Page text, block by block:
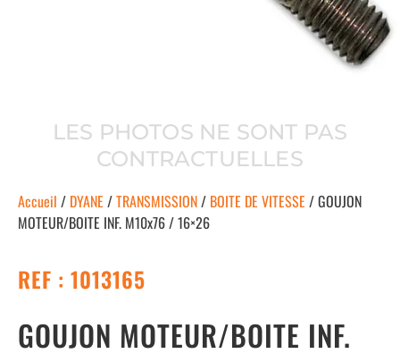
LES PHOTOS NE SONT PAS
CONTRACTUELLES
Accueil / DYANE /TRANSMISSION/ BOITE DE VITESSE / GOUJON
MOTEUR/BOITE INF. M10x76 / 16×26
REF : 1013165
GOUJON MOTEUR/BOITE INF.